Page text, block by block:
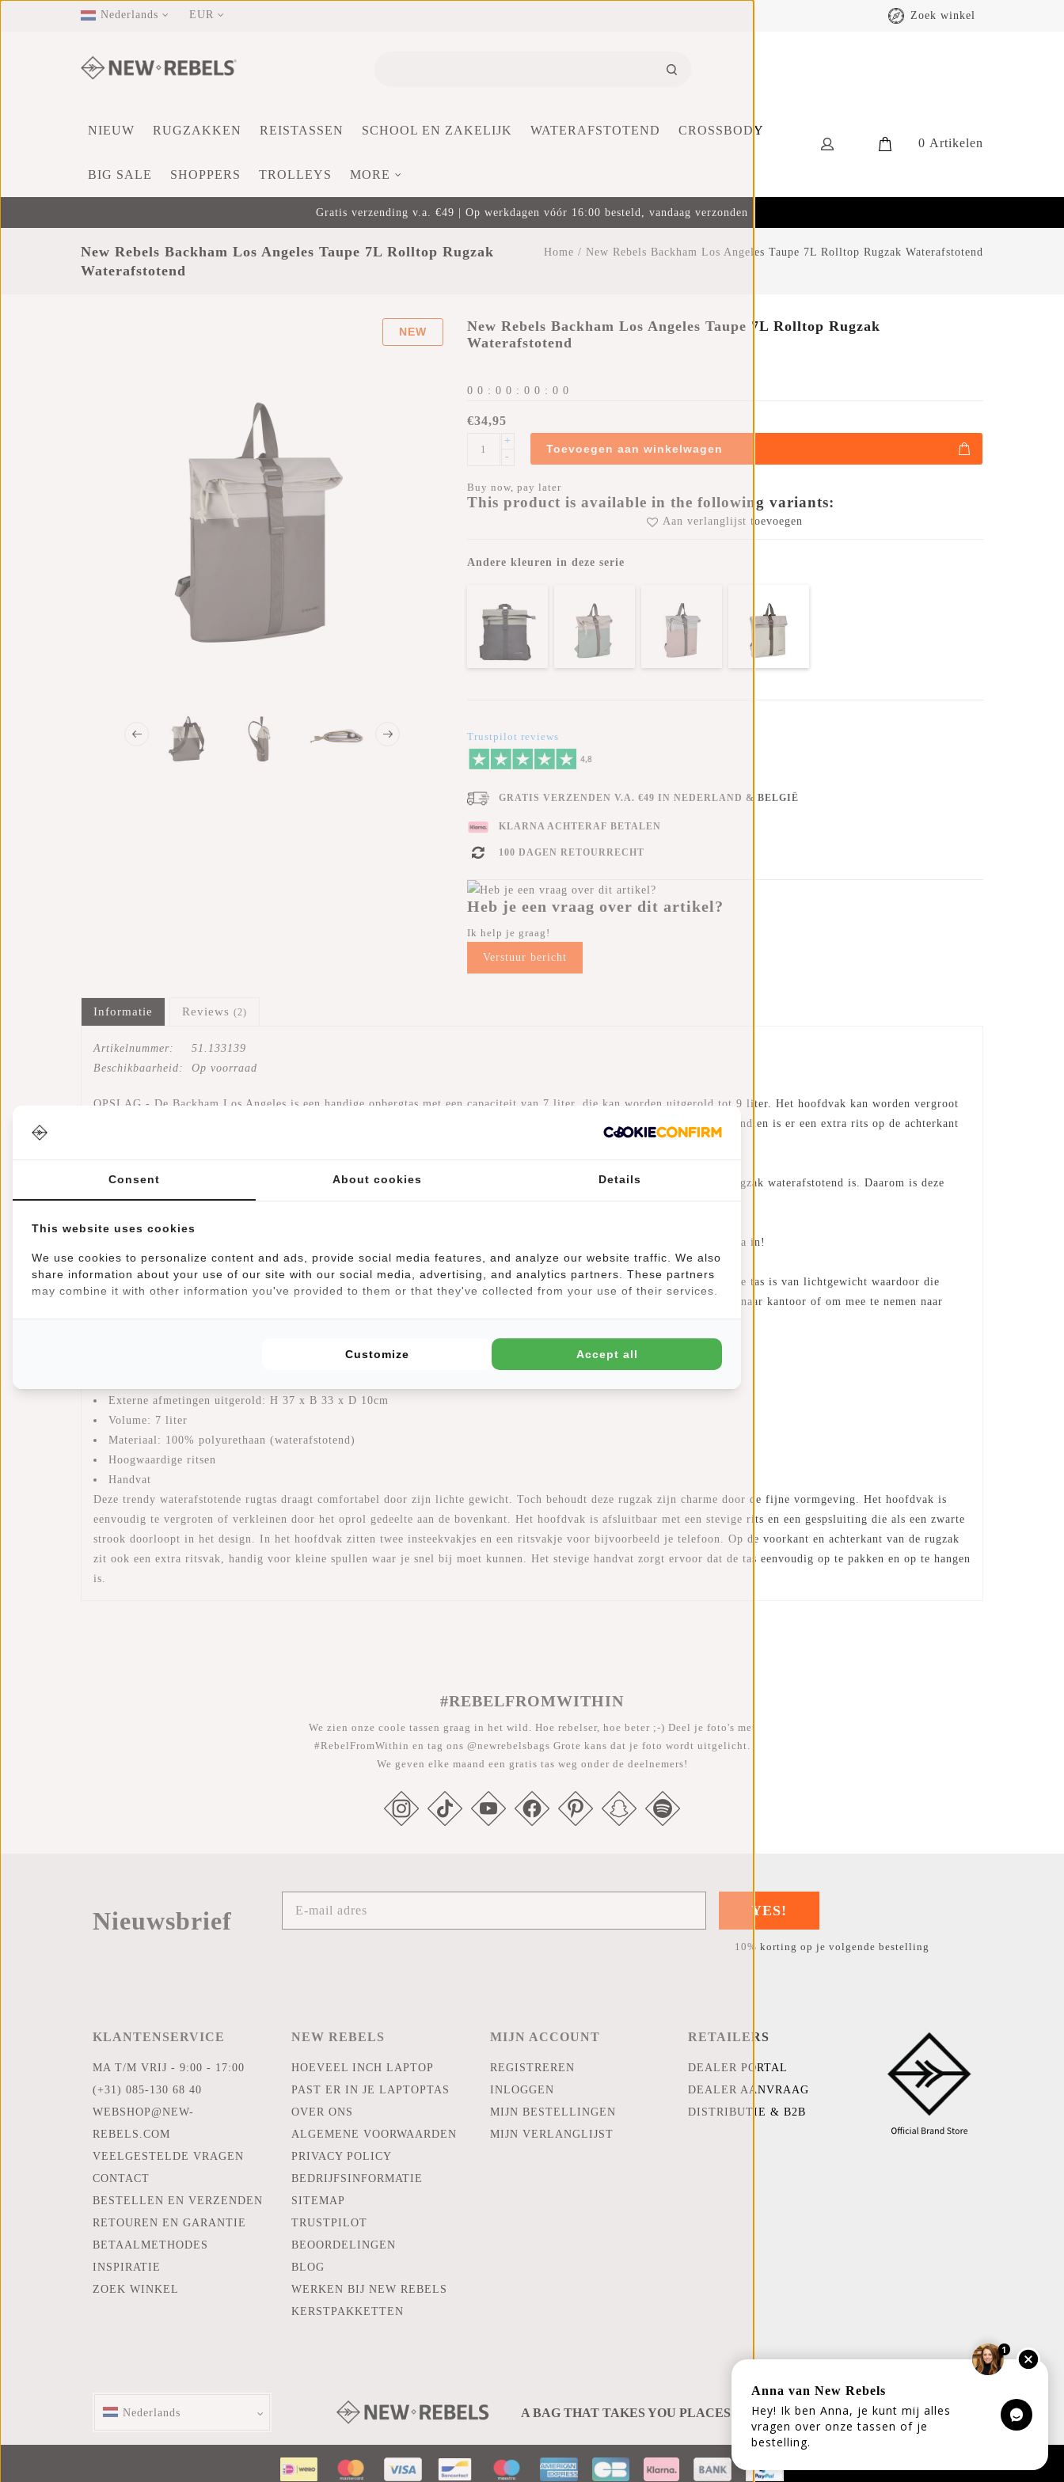
Nederlands EUR Zoek winkel
0 Artikelen
NIEUW RUGZAKKEN REISTASSEN SCHOOL EN ZAKELIJK WATERAFSTOTEND CROSSBODY
BIG SALE SHOPPERS TROLLEYS MORE
Gratis verzending v.a. €49 | Op werkdagen vóór 16:00 besteld, vandaag verzonden
New Rebels Backham Los Angeles Taupe 7L Rolltop Rugzak
Waterafstotend
Home / New Rebels Backham Los Angeles Taupe 7L Rolltop Rugzak Waterafstotend
NEW
New Rebels Backham Los Angeles Taupe 7L Rolltop Rugzak
Waterafstotend
0 0 : 0 0 : 0 0 : 0 0
€34,95
+
-
Toevoegen aan winkelwagen
Buy now, pay later
This product is available in the following variants:
Aan verlanglijst toevoegen
Andere kleuren in deze serie
Trustpilot reviews
GRATIS VERZENDEN V.A. €49 IN NEDERLAND & BELGIË
KLARNA ACHTERAF BETALEN
100 DAGEN RETOURRECHT
Heb je een vraag over dit artikel?
Ik help je graag!
Verstuur bericht
Informatie Reviews (2)
Artikelnummer:
51.133139
Beschikbaarheid:
Op voorraad
OPSLAG - De Backham Los Angeles is een handige opbergtas met een capaciteit van 7 liter, die kan worden uitgerold tot 9 liter. Het hoofdvak kan worden vergroot
door middel van een rolltop er zijn twee insteekvakjes aan de binnenkant voor bijvoorbeeld je telefoon en je sleutels. Bovendien is er een extra rits op de achterkant
WATERAFSTOTEND - De laptoptassen zijn gemaakt van waterdicht PU/Polyurethaan-materiaal, dus dat betekent dat de rugzak waterafstotend is. Daarom is deze
reistas ideaal om mee te nemen op je volgende skitocht, of als laptoprugzak op de fiets als het weer eens regent.
LAPTOP - De Backham Los Angeles Small bevat niet over een apart laptopvak, maar een laptop van 13,3 inch past er prima in!
COMFORTABEL - Door de verstelbare schouderbanden draag je de Backham Los Angeles op de hoogte die jij fijn vindt. De tas is van lichtgewicht waardoor die
makkelijk mee te nemen is. Door het kleine formaat maar de ruimte inhoud, is dit een ideale tas om mee te nemen op reis, naar kantoor of om mee te nemen naar
school.
Externe afmetingen uitgerold: H 37 x B 33 x D 10cm
Volume: 7 liter
Materiaal: 100% polyurethaan (waterafstotend)
Hoogwaardige ritsen
Handvat
Deze trendy waterafstotende rugtas draagt comfortabel door zijn lichte gewicht. Toch behoudt deze rugzak zijn charme door de fijne vormgeving. Het hoofdvak is
eenvoudig te vergroten of verkleinen door het oprol gedeelte aan de bovenkant. Het hoofdvak is afsluitbaar met een stevige rits en een gespsluiting die als een zwarte
strook doorloopt in het design. In het hoofdvak zitten twee insteekvakjes en een ritsvakje voor bijvoorbeeld je telefoon. Op de voorkant en achterkant van de rugzak
zit ook een extra ritsvak, handig voor kleine spullen waar je snel bij moet kunnen. Het stevige handvat zorgt ervoor dat de tas eenvoudig op te pakken en op te hangen
is.
#REBELFROMWITHIN
We zien onze coole tassen graag in het wild. Hoe rebelser, hoe beter ;-) Deel je foto's met
#RebelFromWithin en tag ons @newrebelsbags Grote kans dat je foto wordt uitgelicht.
We geven elke maand een gratis tas weg onder de deelnemers!
Nieuwsbrief YES!
10% korting op je volgende bestelling
KLANTENSERVICE
MA T/M VRIJ - 9:00 - 17:00
(+31) 085-130 68 40
WEBSHOP@NEW-
REBELS.COM
VEELGESTELDE VRAGEN
CONTACT
BESTELLEN EN VERZENDEN
RETOUREN EN GARANTIE
BETAALMETHODES
INSPIRATIE
ZOEK WINKEL
NEW REBELS
HOEVEEL INCH LAPTOP
PAST ER IN JE LAPTOPTAS
OVER ONS
ALGEMENE VOORWAARDEN
PRIVACY POLICY
BEDRIJFSINFORMATIE
SITEMAP
TRUSTPILOT
BEOORDELINGEN
BLOG
WERKEN BIJ NEW REBELS
KERSTPAKKETTEN
MIJN ACCOUNT
REGISTREREN
INLOGGEN
MIJN BESTELLINGEN
MIJN VERLANGLIJST
RETAILERS
DEALER PORTAL
DEALER AANVRAAG
DISTRIBUTIE & B2B
Nederlands A BAG THAT TAKES YOU PLACES
Consent About cookies Details
This website uses cookies
We use cookies to personalize content and ads, provide social media features, and analyze our website traffic. We also
share information about your use of our site with our social media, advertising, and analytics partners. These partners
may combine it with other information you've provided to them or that they've collected from your use of their services.
Customize Accept all
1
Anna van New Rebels
Hey! Ik ben Anna, je kunt mij alles
vragen over onze tassen of je
bestelling.